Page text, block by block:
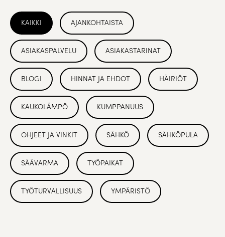
KAIKKI AJANKOHTAISTA
ASIAKASPALVELU ASIAKASTARINAT
BLOGI HINNAT JA EHDOT HÄIRIÖT
KAUKOLÄMPÖ KUMPPANUUS
OHJEET JA VINKIT SÄHKÖ SÄHKÖPULA
SÄÄVARMA TYÖPAIKAT
TYÖTURVALLISUUS YMPÄRISTÖ